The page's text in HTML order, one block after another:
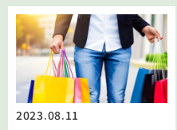
2023.08.11